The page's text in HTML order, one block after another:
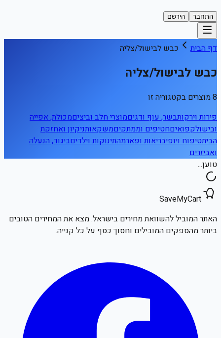
התחבר הירשם
דף הבית כבש לבישול/צליה
כבש לבישול/צליה
8 מוצרים בקטגוריה זו
פירות וירקותבשר, עוף ודגיםמוצרי חלב וביציםמכולת, אפייה
ובישולקפואיםחטיפים וממתקיםמשקאותניקיון ואחזקת
הביתטיפוח ויופיבריאות ופארמהתינוקות וילדיםביגוד, הנעלה
ואביזרים
טוען...
SaveMyCart
האתר המוביל להשוואת מחירים בישראל. מצא את המחירים הטובים
ביותר מהספקים המובילים וחסוך כסף על כל קנייה.